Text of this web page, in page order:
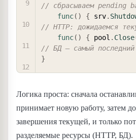
// сбрасываем pending
func( ) { srv.
// HTTP: дожидаемся
func( ) { pool . Close
// БД — самый последний
}
Логика проста: сначала
принимает новую работу, затем
завершения текущей, и только
разделяемые ресурсы (HTTP, БД).